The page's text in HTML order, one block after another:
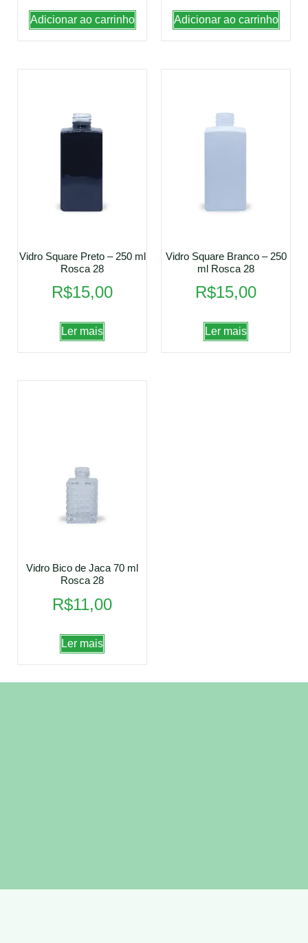
Adicionar ao carrinho Adicionar ao carrinho
Vidro Square Preto – 250 ml
Rosca 28
R$15,00
Ler mais
Vidro Square Branco – 250
ml Rosca 28
R$15,00
Ler mais
Vidro Bico de Jaca 70 ml
Rosca 28
R$11,00
Ler mais